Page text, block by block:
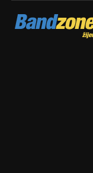
Bandzone.cz
žijeme hudbou